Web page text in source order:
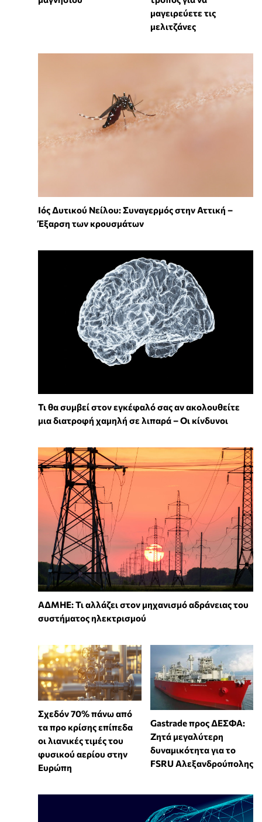
μαγειρεύετε τις
μελιτζάνες
Ιός Δυτικού Νείλου: Συναγερμός στην Αττική –
Έξαρση των κρουσμάτων
Τι θα συμβεί στον εγκέφαλό σας αν ακολουθείτε
μια διατροφή χαμηλή σε λιπαρά – Οι κίνδυνοι
ΑΔΜΗΕ: Τι αλλάζει στον μηχανισμό αδράνειας του
συστήματος ηλεκτρισμού
Σχεδόν 70% πάνω από
τα προ κρίσης επίπεδα
οι λιανικές τιμές του
φυσικού αερίου στην
Ευρώπη
Gastrade προς ΔΕΣΦΑ:
Ζητά μεγαλύτερη
δυναμικότητα για το
FSRU Αλεξανδρούπολης